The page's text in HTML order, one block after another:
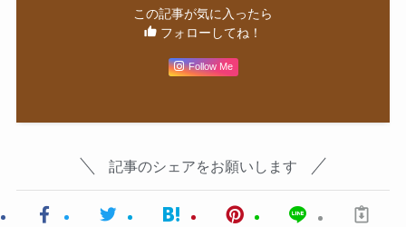
この記事が気に入ったら
フォローしてね！
Follow Me
記事のシェアをお願いします